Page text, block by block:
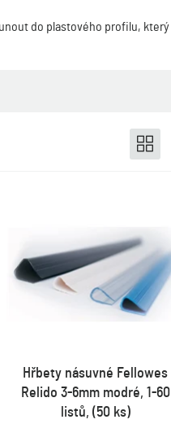
do plastového profilu, který
Hřbety násuvné Fellowes
Relido 3-6mm modré, 1-60
listů, (50 ks)